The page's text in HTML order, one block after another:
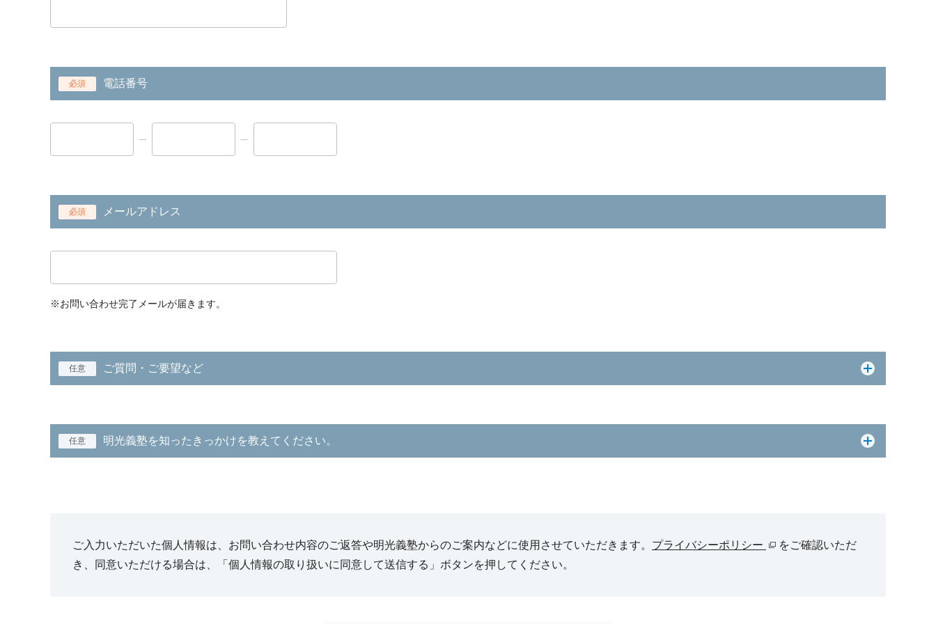
必須 電話番号
必須 メールアドレス
※お問い合わせ完了メールが届きます。
任意 ご質問・ご要望など
任意 明光義塾を知ったきっかけを教えてください。
ご入力いただいた個人情報は、お問い合わせ内容のご返答や明光義塾からのご案内などに使用させていただきます。 プライバシーポリシー
をご確認いただ
き、同意いただける場合は、「個人情報の取り扱いに同意して送信する」ボタンを押してください。